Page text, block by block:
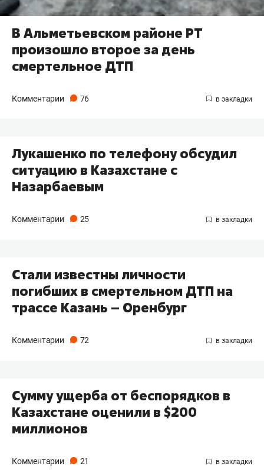
В Альметьевском районе РТ
произошло второе за день
смертельное ДТП
Комментарии 76
Лукашенко по телефону обсудил
ситуацию в Казахстане с
Назарбаевым
Комментарии 25
Стали известны личности
погибших в смертельном ДТП на
трассе Казань – Оренбург
Комментарии 72
Сумму ущерба от беспорядков в
Казахстане оценили в $200
миллионов
Комментарии 21